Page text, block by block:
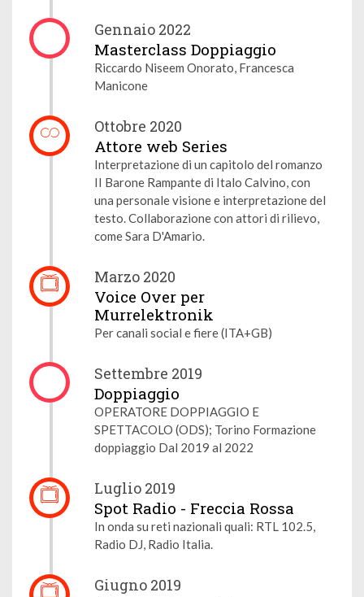
Gennaio 2022
Masterclass Doppiaggio
Riccardo Niseem Onorato, Francesca
Manicone
Ottobre 2020
Attore web Series
Interpretazione di un capitolo del romanzo
II Barone Rampante di Italo Calvino, con
una personale visione e interpretazione del
testo. Collaborazione con attori di rilievo,
come Sara D'Amario.
Marzo 2020
Voice Over per
Murrelektronik
Per canali social e fiere (ITA+GB)
Settembre 2019
Doppiaggio
OPERATORE DOPPIAGGIO E
SPETTACOLO (ODS); Torino Formazione
doppiaggio Dal 2019 al 2022
Luglio 2019
Spot Radio - Freccia Rossa
In onda su reti nazionali quali: RTL 102.5,
Radio DJ, Radio Italia.
Giugno 2019